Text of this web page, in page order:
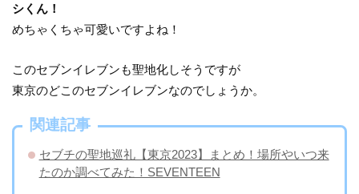
シくん！
めちゃくちゃ可愛いですよね！
このセブンイレブンも聖地化しそうですが
東京のどこのセブンイレブンなのでしょうか。
関連記事
セブチの聖地巡礼【東京2023】まとめ！場所やいつ来
たのか調べてみた！SEVENTEEN